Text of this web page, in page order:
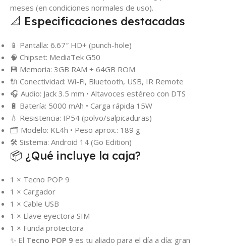
meses (en condiciones normales de uso).
📐 Especificaciones destacadas
📱 Pantalla: 6.67″ HD+ (punch-hole)
🧠 Chipset: MediaTek G50
💾 Memoria: 3GB RAM + 64GB ROM
🔌 Conectividad: Wi-Fi, Bluetooth, USB, IR Remote
🎧 Audio: Jack 3.5 mm • Altavoces estéreo con DTS
🔋 Batería: 5000 mAh • Carga rápida 15W
💧 Resistencia: IP54 (polvo/salpicaduras)
🗂️ Modelo: KL4h • Peso aprox.: 189 g
🛠️ Sistema: Android 14 (Go Edition)
📦 ¿Qué incluye la caja?
1 × Tecno POP 9
1 × Cargador
1 × Cable USB
1 × Llave eyectora SIM
1 × Funda protectora
✨ El Tecno POP 9 es tu aliado para el día a día: gran